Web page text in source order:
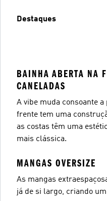
Destaques
BAINHA ABERTA NA
CANELADAS
A vibe muda consoante a
frente tem uma
as costas têm uma
mais clássica.
MANGAS OVERSIZE
As mangas
já de si largo, criando